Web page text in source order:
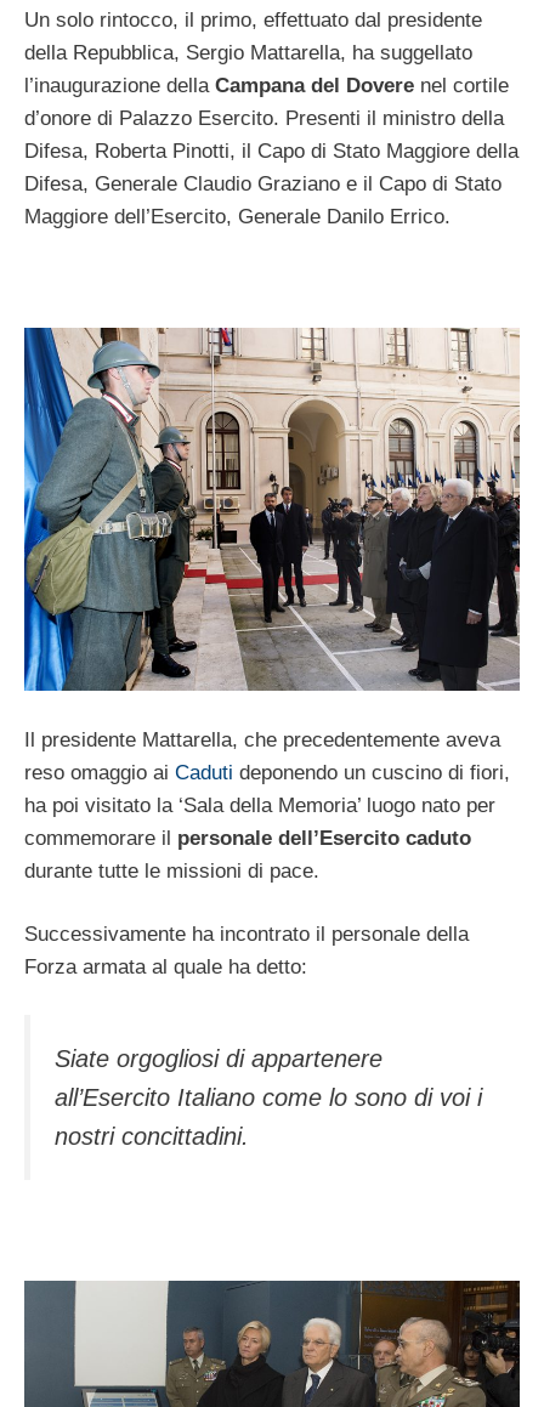
Un solo rintocco, il primo, effettuato dal presidente
della Repubblica, Sergio Mattarella, ha suggellato
l’inaugurazione della Campana del Dovere nel cortile
d’onore di Palazzo Esercito. Presenti il ministro della
Difesa, Roberta Pinotti, il Capo di Stato Maggiore della
Difesa, Generale Claudio Graziano e il Capo di Stato
Maggiore dell’Esercito, Generale Danilo Errico.
Il presidente Mattarella, che precedentemente aveva
reso omaggio ai Caduti deponendo un cuscino di fiori,
ha poi visitato la ‘Sala della Memoria’ luogo nato per
commemorare il personale dell’Esercito caduto
durante tutte le missioni di pace.
Successivamente ha incontrato il personale della
Forza armata al quale ha detto:
Siate orgogliosi di appartenere
all’Esercito Italiano come lo sono di voi i
nostri concittadini.